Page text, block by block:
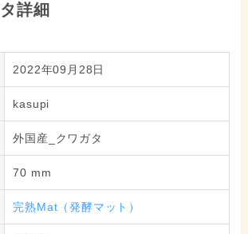
詳細
2022年09月28日
kasupi
外国産_クワガタ
70 mm
完熟Mat（発酵マット）